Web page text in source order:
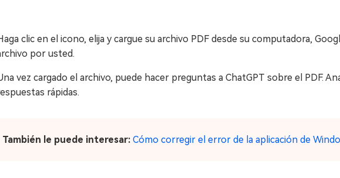
clic en el icono, elija y cargue su archivo PDF desde su computadora,
por usted.
vez cargado el archivo, puede hacer preguntas a ChatGPT sobre el PDF.
rápidas.
le puede interesar: Cómo corregir el error de la aplicación de